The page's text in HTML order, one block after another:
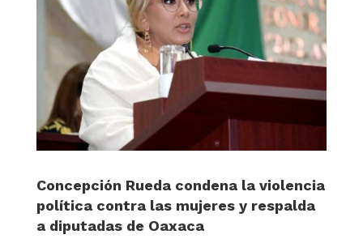
Concepción Rueda condena la violencia
política contra las mujeres y respalda
a diputadas de Oaxaca